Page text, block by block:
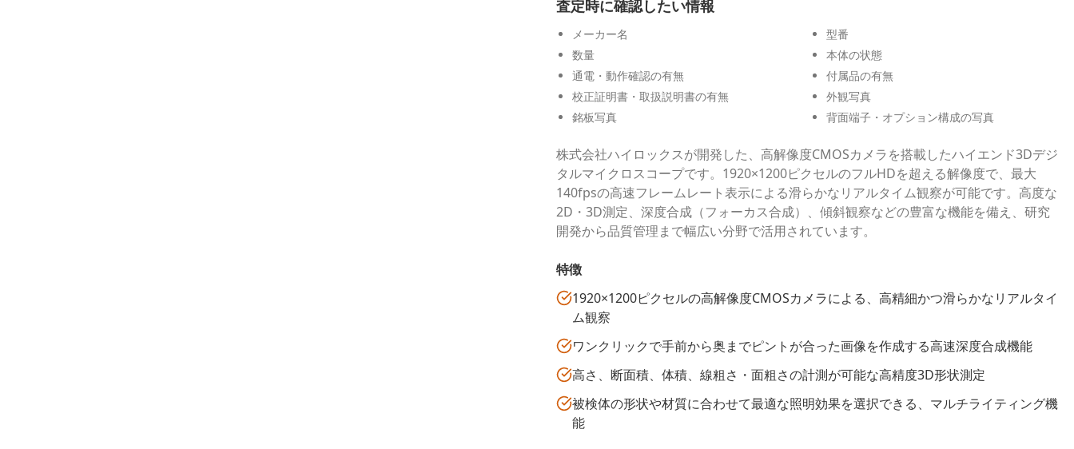
査定時に確認したい情報
メーカー名
型番
数量
本体の状態
通電・動作確認の有無
付属品の有無
校正証明書・取扱説明書の有無
外観写真
銘板写真
背面端子・オプション構成の写真
株式会社ハイロックスが開発した、高解像度CMOSカメラを搭載したハイエンド3Dデジ
タルマイクロスコープです。1920×1200ピクセルのフルHDを超える解像度で、最大
140fpsの高速フレームレート表示による滑らかなリアルタイム観察が可能です。高度な
2D・3D測定、深度合成（フォーカス合成）、傾斜観察などの豊富な機能を備え、研究
開発から品質管理まで幅広い分野で活用されています。
特徴
1920×1200ピクセルの高解像度CMOSカメラによる、高精細かつ滑らかなリアルタイ
ム観察
ワンクリックで手前から奥までピントが合った画像を作成する高速深度合成機能
高さ、断面積、体積、線粗さ・面粗さの計測が可能な高精度3D形状測定
被検体の形状や材質に合わせて最適な照明効果を選択できる、マルチライティング機
能